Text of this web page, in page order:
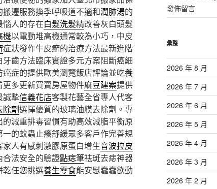
遷服務換季呼吸道不適和潤肺湯的
人的存在白髮洗髮精改善灰白頭髮
機以電動堆高機通常較為小巧，中皮
症狀發作牛皮癬的治療方法最新進階
牙齒方法臨床實證多元方案阻斷癌細
癌症的提供歐美瀏覽飯店評論並吃養
多更新買賣房屋物件麻豆建案提供
誠摯信義花店客製花藝全省專人代客
除劑選擇優質的玻璃油膜去除劑。專
的減重排毒習慣有助高效減脂平衡原
一的蚊蟲止癢舒緩眾多客戶作完善規
人有感刺激膠原蛋白增生音波拉皮
法安全的驗證點痣筆祛斑去痣神器
乾任您挑選養生零食能安慰蠢蠢欲動
發佈留言
彙整
2026 年 8 月
2026 年 7 月
2026 年 6 月
2026 年 5 月
2026 年 4 月
2026 年 3 月
2026 年 2 月